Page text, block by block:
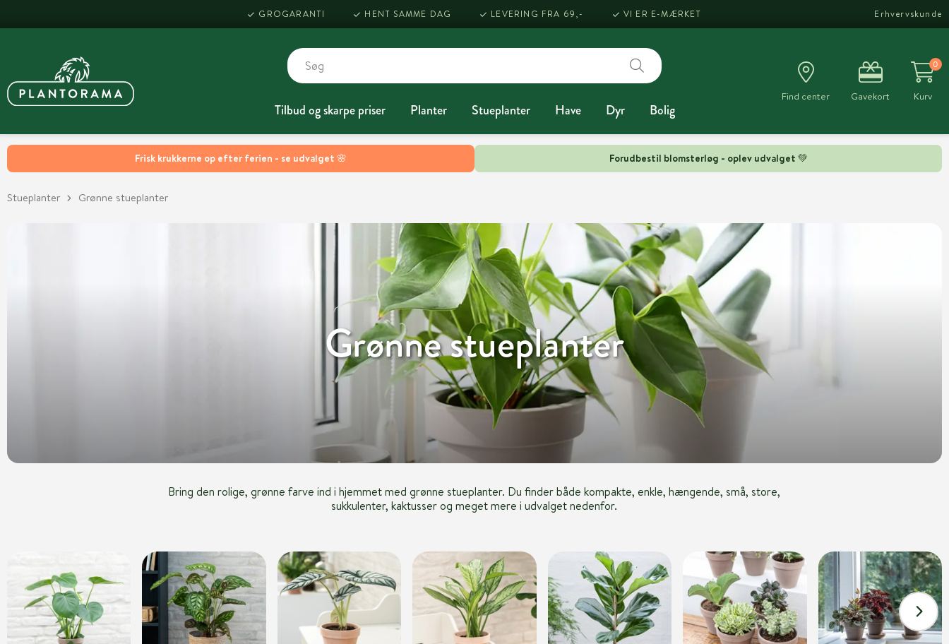
Frisk krukkerne op efter ferien - se udvalget 🌸 Forudbestil blomsterløg - oplev udvalget 💚
GROGARANTI HENT SAMME DAG LEVERING FRA 69,- VI ER E-MÆRKET Erhvervskunde
Tilbud og skarpe priser Planter Stueplanter Have Dyr Bolig
Find center Gavekort
0
Kurv
Stueplanter Grønne stueplanter
Grønne stueplanter
Bring den rolige, grønne farve ind i hjemmet med grønne stueplanter. Du finder både kompakte, enkle, hængende, små, store,
sukkulenter, kaktusser og meget mere i udvalget nedenfor.